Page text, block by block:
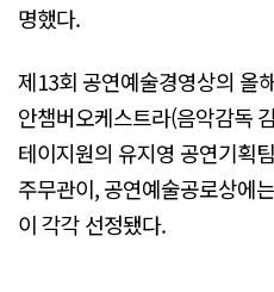
명했다.
제13회 공연예술경영상의 올
안챔버오케스트라(음악감독
테이지원의 유지영 공연기획
주무관이, 공연예술공로상에
이 각각 선정됐다.